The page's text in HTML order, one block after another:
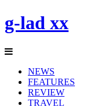
g-lad xx
NEWS
FEATURES
REVIEW
TRAVEL